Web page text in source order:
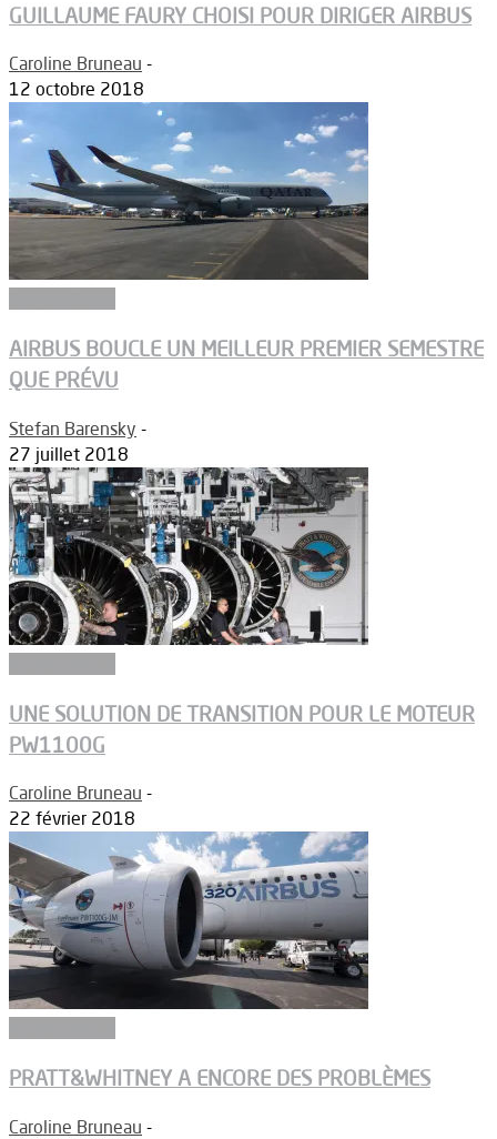
GUILLAUME FAURY CHOISI POUR DIRIGER AIRBUS
Caroline Bruneau -
12 octobre 2018
AIRBUS BOUCLE UN MEILLEUR PREMIER SEMESTRE
QUE PRÉVU
Stefan Barensky -
27 juillet 2018
UNE SOLUTION DE TRANSITION POUR LE MOTEUR
PW1100G
Caroline Bruneau -
22 février 2018
PRATT&WHITNEY A ENCORE DES PROBLÈMES
Caroline Bruneau -